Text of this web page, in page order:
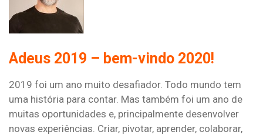
Adeus 2019 – bem-vindo 2020!
2019 foi um ano muito desafiador. Todo mundo tem
uma história para contar. Mas também foi um ano de
muitas oportunidades e, principalmente desenvolver
novas experiências. Criar, pivotar, aprender, colaborar,